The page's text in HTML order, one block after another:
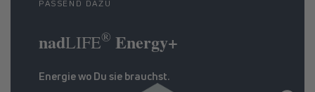
PASSEND DAZU
nadLIFE® Energy+
Energie wo Du sie brauchst.